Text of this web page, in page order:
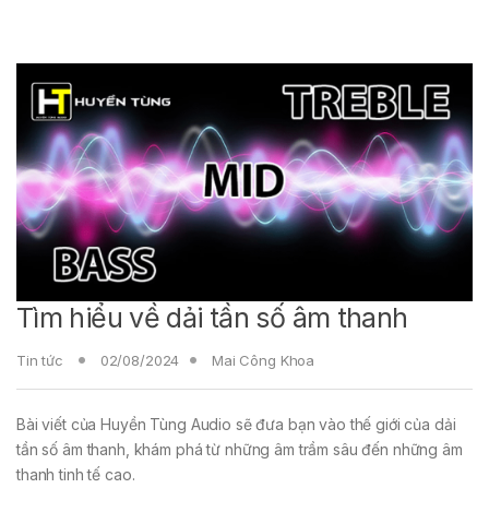
Tìm hiểu về dải tần số âm thanh
Tin tức 02/08/2024 Mai Công Khoa
Bài viết của Huyền Tùng Audio sẽ đưa bạn vào thế giới của dải
tần số âm thanh, khám phá từ những âm trầm sâu đến những âm
thanh tinh tế cao.